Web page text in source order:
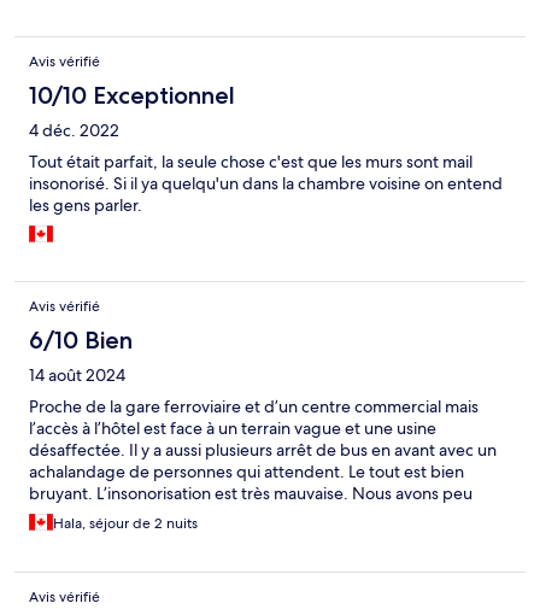
Avis vérifié
10/10 Exceptionnel
4 déc. 2022
Tout était parfait, la seule chose c'est que les murs sont mail
insonorisé. Si il ya quelqu'un dans la chambre voisine on entend
les gens parler.
Avis vérifié
6/10 Bien
14 août 2024
Proche de la gare ferroviaire et d’un centre commercial mais
l’accès à l’hôtel est face à un terrain vague et une usine
désaffectée. Il y a aussi plusieurs arrêt de bus en avant avec un
achalandage de personnes qui attendent. Le tout est bien
bruyant. L’insonorisation est très mauvaise. Nous avons peu
dormi à cause du bébé de la chambre avoisinante qui pleurait
une partie de la nuit. Les chambres sont modernes mais le
que c’est. Je n’y retournerai pas!
Hala, séjour de 2 nuits
Avis vérifié